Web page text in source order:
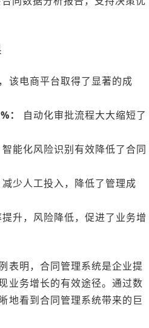
该电商平台取得了显著的成
：
自动化审批流程大大缩短了
智能化风险识别有效降低了合同
减少人工投入，降低了管理成
升，风险降低，促进了业务增
表明，合同管理系统是企业提
业务增长的有效途径。通过数
地看到合同管理系统带来的巨